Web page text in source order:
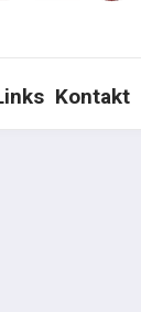
Kontakt